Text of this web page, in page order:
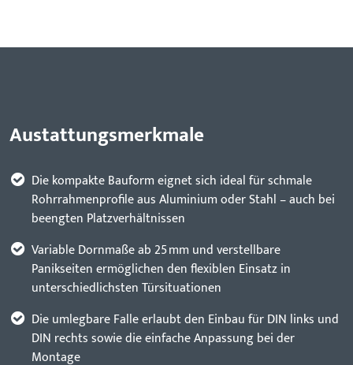
Austattungsmerkmale
Die kompakte Bauform eignet sich ideal für schmale
Rohrrahmenprofile aus Aluminium oder Stahl – auch bei
beengten Platzverhältnissen
Variable Dornmaße ab 25 mm und verstellbare
Panikseiten ermöglichen den flexiblen Einsatz in
unterschiedlichsten Türsituationen
Die umlegbare Falle erlaubt den Einbau für DIN links und
DIN rechts sowie die einfache Anpassung bei der
Montage